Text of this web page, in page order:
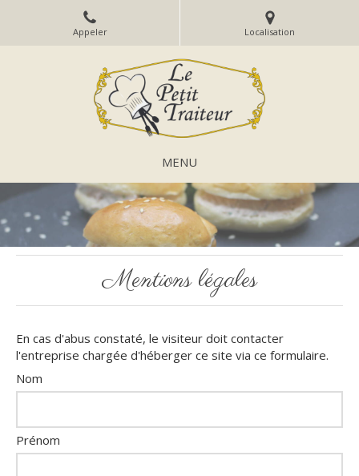
Appeler Localisation
MENU
Mentions légales
En cas d'abus constaté, le visiteur doit contacter
l'entreprise chargée d'héberger ce site via ce formulaire.
Nom
Prénom